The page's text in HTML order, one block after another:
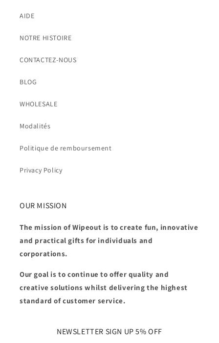
AIDE
NOTRE HISTOIRE
CONTACTEZ-NOUS
BLOG
WHOLESALE
Modalités
Politique de remboursement
Privacy Policy
OUR MISSION
The mission of Wipeout is to create fun, innovative
and practical gifts for individuals and
corporations.
Our goal is to continue to offer quality and
creative solutions whilst delivering the highest
standard of customer service.
NEWSLETTER SIGN UP 5% OFF